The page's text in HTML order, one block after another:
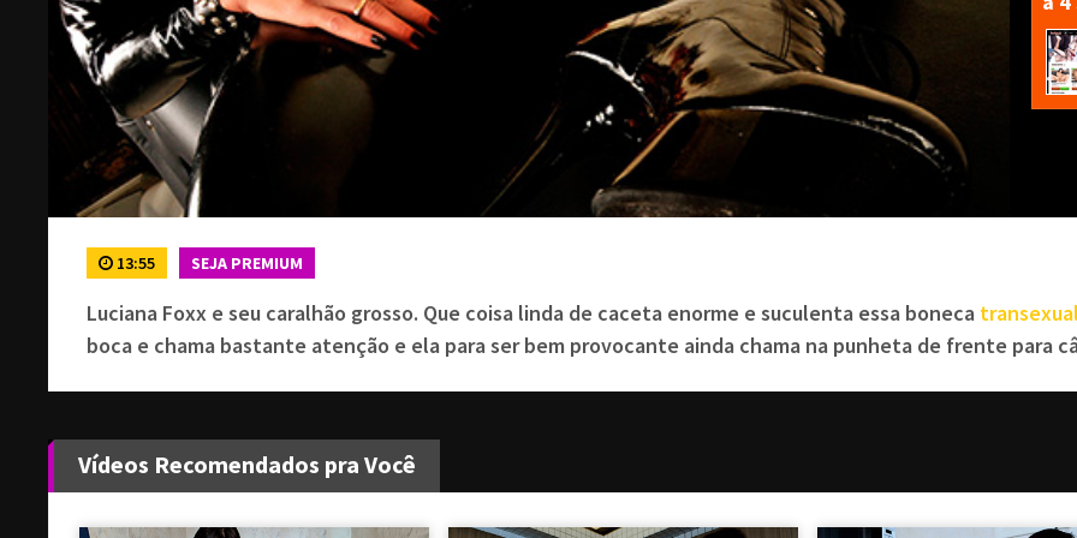
13:55 SEJA PREMIUM
Luciana Foxx e seu caralhão grosso. Que coisa linda de caceta enorme e suculenta essa boneca
boca e chama bastante atenção e ela para ser bem provocante ainda chama na punheta de frente para
Vídeos Recomendados pra Você